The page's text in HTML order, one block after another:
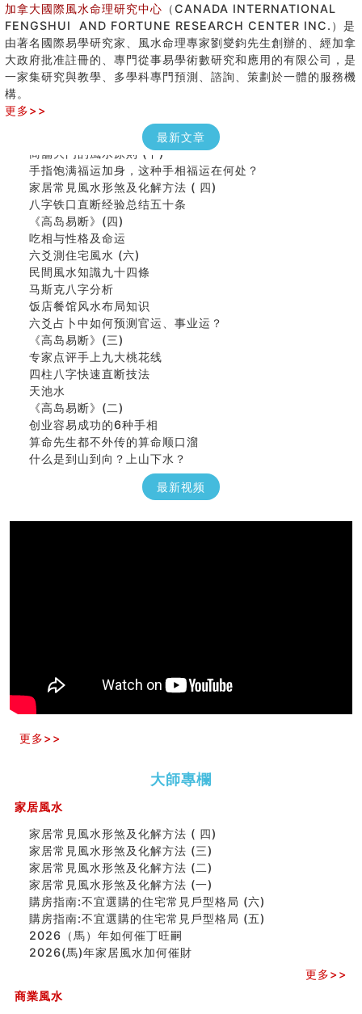
加拿大國際風水命理研究中心 （CANADA INTERNATIONAL
FENGSHUI AND FORTUNE RESEARCH CENTER INC.）是
由著名國際易學研究家、風水命理專家劉燮鈞先生創辦的、經加拿
大政府批准註冊的、專門從事易學術數研究和應用的有限公司，是
一家集研究與教學、多學科專門預測、諮詢、策劃於一體的服務機
構。
更多>>
最新文章
女性起名的用字講究
香港巨富霍英東命造 (名人八字淺析十）
看字形结构推算出吉凶
七夕节 我国唯一一个以女性为主角传统节日
商舖大門的風水原則 (下)
手指饱满福运加身，这种手相福运在何处？
家居常見風水形煞及化解方法 ( 四)
八字铁口直断经验总结五十条
《高岛易断》(四)
吃相与性格及命运
六爻測住宅風水 (六)
民間風水知識九十四條
马斯克八字分析
饭店餐馆风水布局知识
六爻占卜中如何预测官运、事业运？
《高岛易断》(三)
专家点评手上九大桃花线
四柱八字快速直断技法
天池水
《高岛易断》(二)
创业容易成功的6种手相
算命先生都不外传的算命顺口溜
什么是到山到向？上山下水？
六爻算卦：我能面试升职吗？
朱德總司命造 (名⼈⼋字淺析九）
刘燮鈞讲人相 手相论财运
口相與命運
六爻測住宅風水 (五)
汽车风水
四墓库真诠
精选1500个五行属金的字
玄空本义(九)
八字十神与坐基关系详解
精选1000个五行属土的字
人的面相看财运
玄空本义(八)
六爻算卦：测腹中胎儿是男是女
中國改革開放總設計師鄧小平命造 (名人八字淺析八）
测字（实例解释）
最新视频
更多>>
大師專欄
家居風水
家居常見風水形煞及化解方法 ( 四)
家居常見風水形煞及化解方法 (三)
家居常見風水形煞及化解方法 (二)
家居常見風水形煞及化解方法 (一)
購房指南:不宜選購的住宅常見戶型格局 (六)
購房指南:不宜選購的住宅常見戶型格局 (五)
2026（馬）年如何催丁旺嗣
2026(馬)年家居風水加何催財
更多>>
商業風水